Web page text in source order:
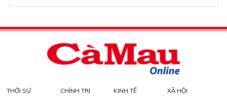
THỜI SỰ CHÍNH TRỊ KINH TẾ XÃ HỘI